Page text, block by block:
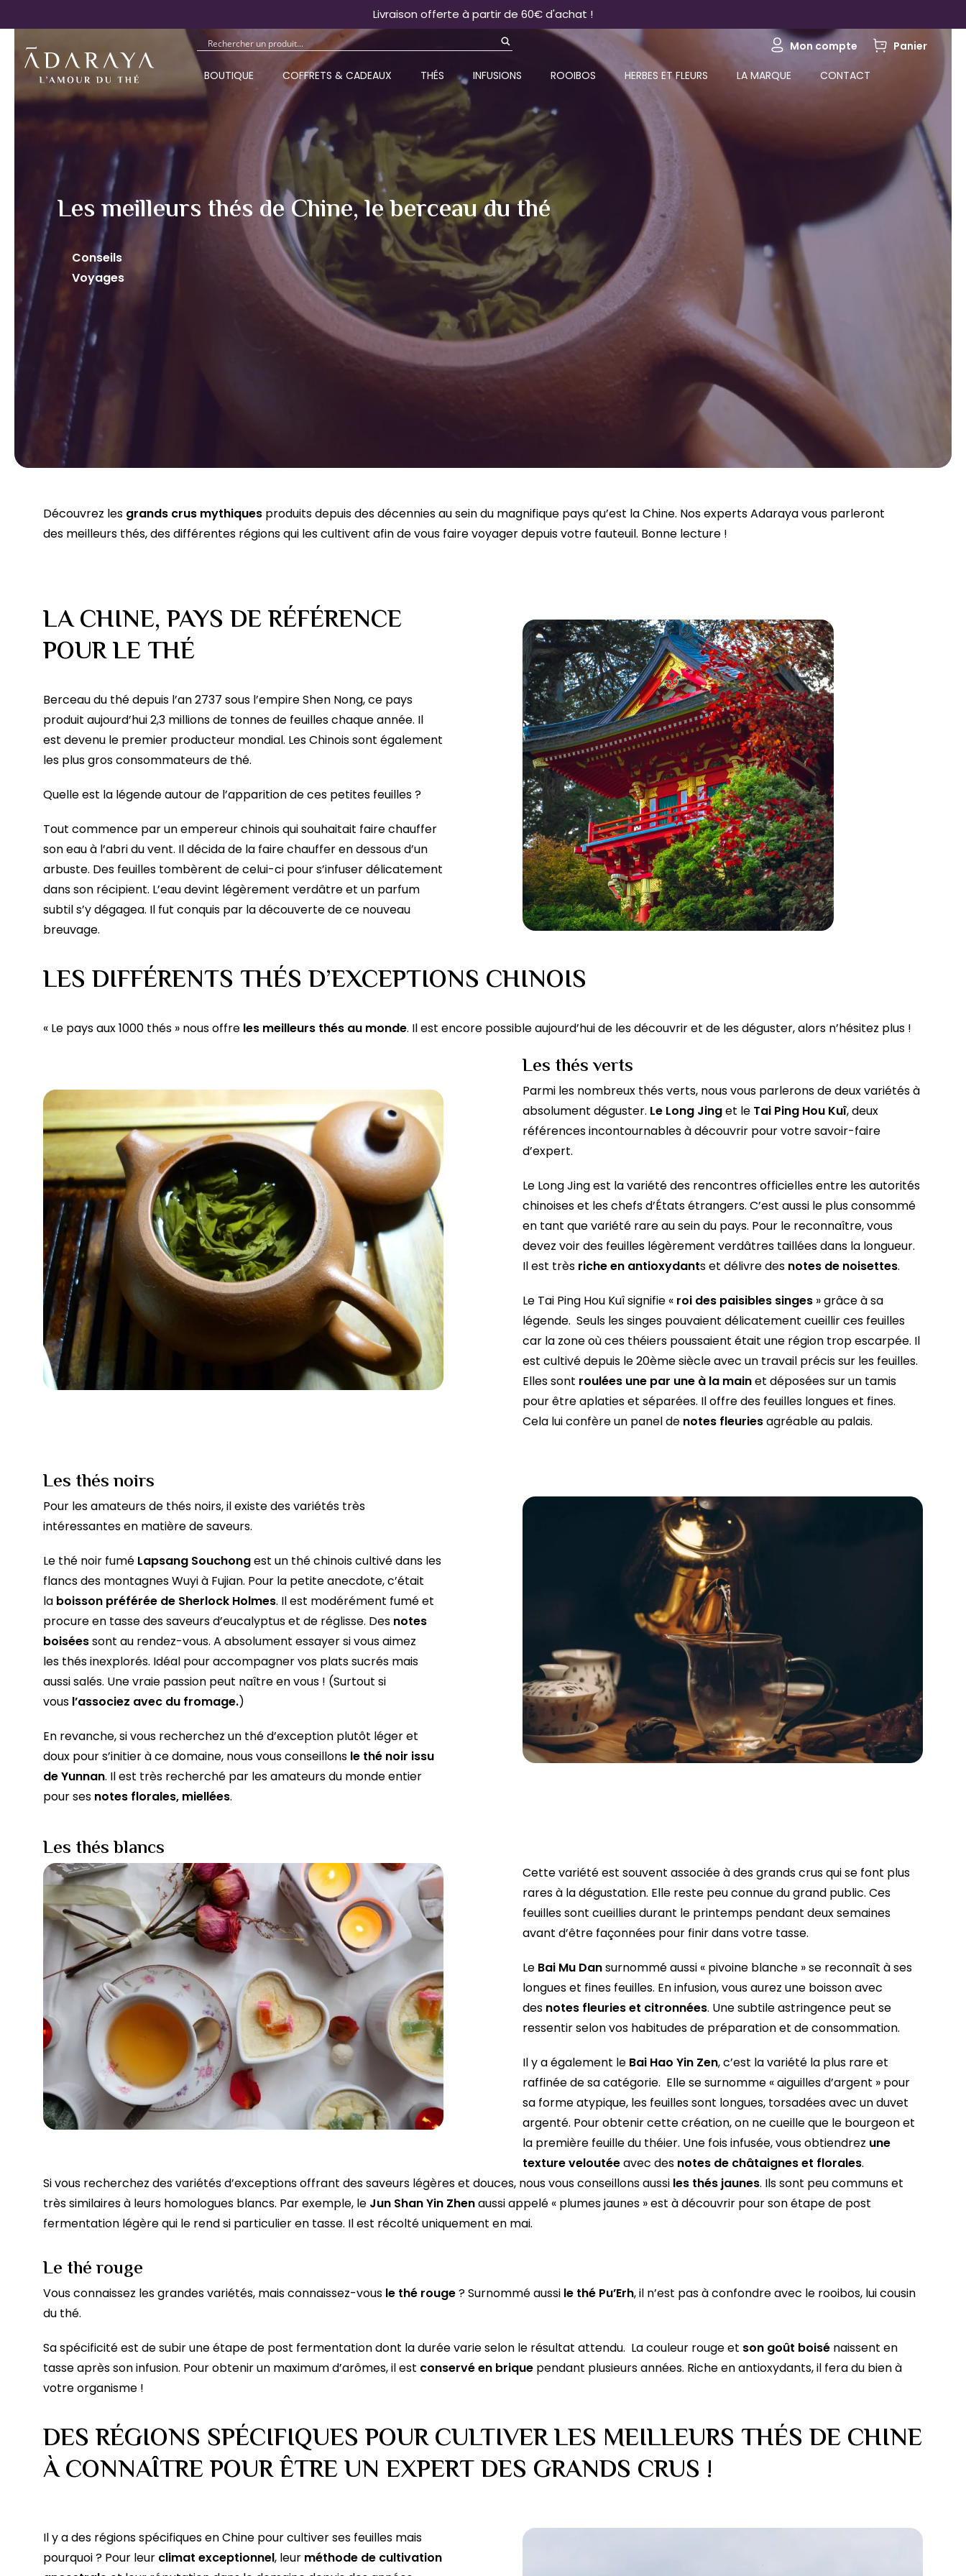
Livraison offerte à partir de 60€ d'achat !
Mon compte Panier
BOUTIQUE COFFRETS & CADEAUX THÉS INFUSIONS ROOIBOS HERBES ET FLEURS LA MARQUE CONTACT
Les meilleurs thés de Chine, le berceau du thé
Conseils
Voyages
Découvrez les grands crus mythiques produits depuis des décennies au sein du magnifique pays qu’est la Chine. Nos experts Adaraya vous parleront
des meilleurs thés, des différentes régions qui les cultivent afin de vous faire voyager depuis votre fauteuil. Bonne lecture !
LA CHINE, PAYS DE RÉFÉRENCE
POUR LE THÉ
Berceau du thé depuis l’an 2737 sous l’empire Shen Nong, ce pays
produit aujourd’hui 2,3 millions de tonnes de feuilles chaque année. Il
est devenu le premier producteur mondial. Les Chinois sont également
les plus gros consommateurs de thé.
Quelle est la légende autour de l’apparition de ces petites feuilles ?
Tout commence par un empereur chinois qui souhaitait faire chauffer
son eau à l’abri du vent. Il décida de la faire chauffer en dessous d’un
arbuste. Des feuilles tombèrent de celui-ci pour s’infuser délicatement
dans son récipient. L’eau devint légèrement verdâtre et un parfum
subtil s’y dégagea. Il fut conquis par la découverte de ce nouveau
breuvage.
LES DIFFÉRENTS THÉS D’EXCEPTIONS CHINOIS
« Le pays aux 1000 thés » nous offre les meilleurs thés au monde. Il est encore possible aujourd’hui de les découvrir et de les déguster, alors n’hésitez plus !
Les thés verts
Parmi les nombreux thés verts, nous vous parlerons de deux variétés à
absolument déguster. Le Long Jinget le Tai Ping Hou Kuî, deux
références incontournables à découvrir pour votre savoir-faire
d’expert.
Le Long Jing est la variété des rencontres officielles entre les autorités
chinoises et les chefs d’États étrangers. C’est aussi le plus consommé
en tant que variété rare au sein du pays. Pour le reconnaître, vous
devez voir des feuilles légèrement verdâtres taillées dans la longueur.
Il est très riche en antioxydants et délivre des notes de noisettes.
Le Tai Ping Hou Kuî signifie « roi des paisibles singes » grâce à sa
légende. Seuls les singes pouvaient délicatement cueillir ces feuilles
car la zone où ces théiers poussaient était une région trop escarpée. Il
est cultivé depuis le 20ème siècle avec un travail précis sur les feuilles.
Elles sont roulées une par une à la mainet déposées sur un tamis
pour être aplaties et séparées. Il offre des feuilles longues et fines.
Cela lui confère un panel de notes fleuriesagréable au palais.
Les thés noirs
Pour les amateurs de thés noirs, il existe des variétés très
intéressantes en matière de saveurs.
Le thé noir fumé Lapsang Souchongest un thé chinois cultivé dans les
flancs des montagnes Wuyi à Fujian. Pour la petite anecdote, c’était
la boisson préférée de Sherlock Holmes. Il est modérément fumé et
procure en tasse des saveurs d’eucalyptus et de réglisse. Des notes
boiséessont au rendez-vous. A absolument essayer si vous aimez
les thés inexplorés. Idéal pour accompagner vos plats sucrés mais
aussi salés. Une vraie passion peut naître en vous ! (Surtout si
vous l’associez avec du fromage.)
En revanche, si vous recherchez un thé d’exception plutôt léger et
doux pour s’initier à ce domaine, nous vous conseillons le thé noir issu
de Yunnan. Il est très recherché par les amateurs du monde entier
pour ses notes florales, miellées.
Les thés blancs
Cette variété est souvent associée à des grands crus qui se font plus
rares à la dégustation. Elle reste peu connue du grand public. Ces
feuilles sont cueillies durant le printemps pendant deux semaines
avant d’être façonnées pour finir dans votre tasse.
Le Bai Mu Dansurnommé aussi « pivoine blanche » se reconnaît à ses
longues et fines feuilles. En infusion, vous aurez une boisson avec
des notes fleuries et citronnées. Une subtile astringence peut se
ressentir selon vos habitudes de préparation et de consommation.
Il y a également le Bai Hao Yin Zen, c’est la variété la plus rare et
raffinée de sa catégorie. Elle se surnomme « aiguilles d’argent » pour
sa forme atypique, les feuilles sont longues, torsadées avec un duvet
argenté. Pour obtenir cette création, on ne cueille que le bourgeon et
la première feuille du théier. Une fois infusée, vous obtiendrez une
texture veloutéeavec des notes de châtaignes et florales.
Si vous recherchez des variétés d’exceptions offrant des saveurs légères et douces, nous vous conseillons aussi les thés jaunes. Ils sont peu communs et
très similaires à leurs homologues blancs. Par exemple, le Jun Shan Yin Zhenaussi appelé « plumes jaunes » est à découvrir pour son étape de post
fermentation légère qui le rend si particulier en tasse. Il est récolté uniquement en mai.
Le thé rouge
Vous connaissez les grandes variétés, mais connaissez-vous le thé rouge? Surnommé aussi le thé Pu’Erh, il n’est pas à confondre avec le rooibos, lui cousin
du thé.
Sa spécificité est de subir une étape de post fermentation dont la durée varie selon le résultat attendu. La couleur rouge et son goût boisé naissent en
tasse après son infusion. Pour obtenir un maximum d’arômes, il est conservé en brique pendant plusieurs années. Riche en antioxydants, il fera du bien à
votre organisme !
DES RÉGIONS SPÉCIFIQUES POUR CULTIVER LES MEILLEURS THÉS DE CHINE
À CONNAÎTRE POUR ÊTRE UN EXPERT DES GRANDS CRUS !
Il y a des régions spécifiques en Chine pour cultiver ses feuilles mais
pourquoi ? Pour leur climat exceptionnel, leur méthode de cultivation